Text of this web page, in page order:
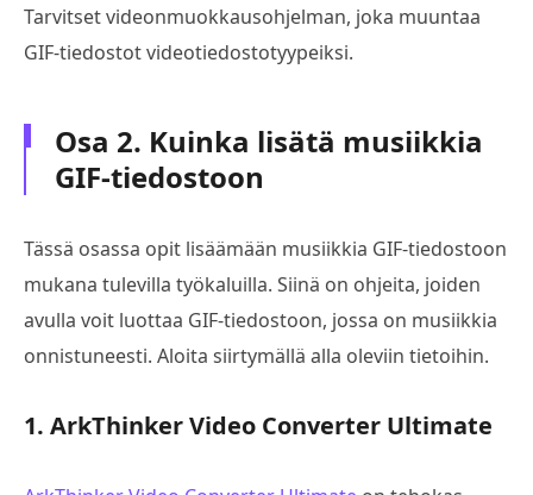
Tarvitset videonmuokkausohjelman, joka muuntaa
GIF-tiedostot videotiedostotyypeiksi.
Osa 2. Kuinka lisätä musiikkia
GIF-tiedostoon
Tässä osassa opit lisäämään musiikkia GIF-tiedostoon
mukana tulevilla työkaluilla. Siinä on ohjeita, joiden
avulla voit luottaa GIF-tiedostoon, jossa on musiikkia
onnistuneesti. Aloita siirtymällä alla oleviin tietoihin.
1. ArkThinker Video Converter Ultimate